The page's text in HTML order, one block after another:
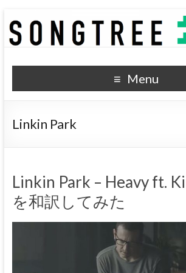
SONGTREE
洋楽歌詞の和訳なら
Menu
Linkin Park
Linkin Park – Heavy ft.
を和訳してみた